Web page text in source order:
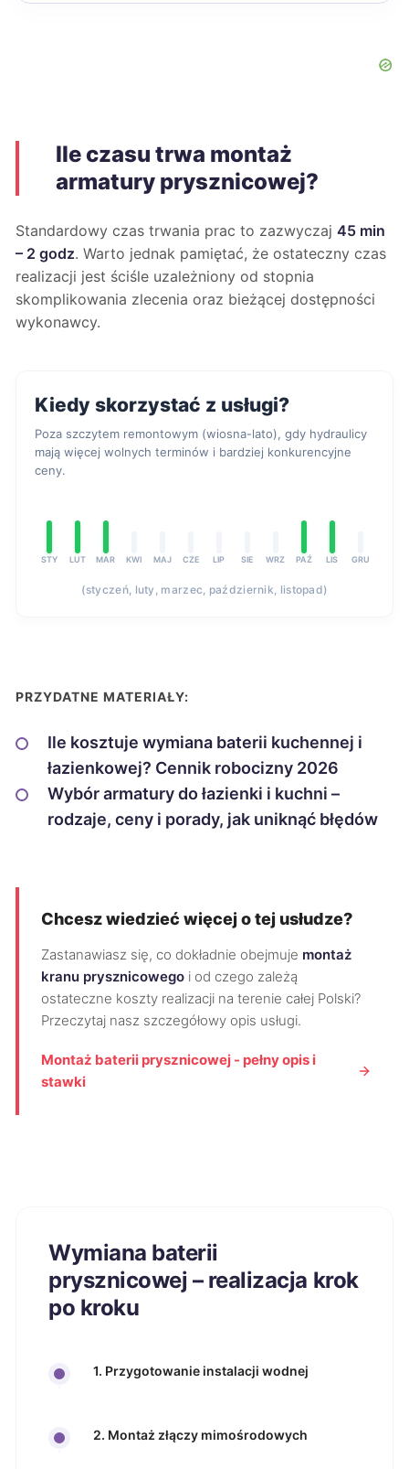
Ile czasu trwa montaż
armatury prysznicowej?
Standardowy czas trwania prac to zazwyczaj 45 min
– 2 godz. Warto jednak pamiętać, że ostateczny czas
realizacji jest ściśle uzależniony od stopnia
skomplikowania zlecenia oraz bieżącej dostępności
wykonawcy.
Kiedy skorzystać z usługi?
Poza szczytem remontowym (wiosna-lato), gdy hydraulicy
mają więcej wolnych terminów i bardziej konkurencyjne
ceny.
STY LUT MAR KWI MAJ CZE LIP SIE WRZ PAŹ LIS GRU
(styczeń, luty, marzec, październik, listopad)
PRZYDATNE MATERIAŁY:
Ile kosztuje wymiana baterii kuchennej i
łazienkowej? Cennik robocizny 2026
Wybór armatury do łazienki i kuchni –
rodzaje, ceny i porady, jak uniknąć błędów
Chcesz wiedzieć więcej o tej usłudze?
Zastanawiasz się, co dokładnie obejmuje montaż
kranu prysznicowego i od czego zależą
ostateczne koszty realizacji na terenie całej Polski?
Przeczytaj nasz szczegółowy opis usługi.
Montaż baterii prysznicowej - pełny opis i
stawki
Wymiana baterii
prysznicowej – realizacja krok
po kroku
1. Przygotowanie instalacji wodnej
2. Montaż złączy mimośrodowych